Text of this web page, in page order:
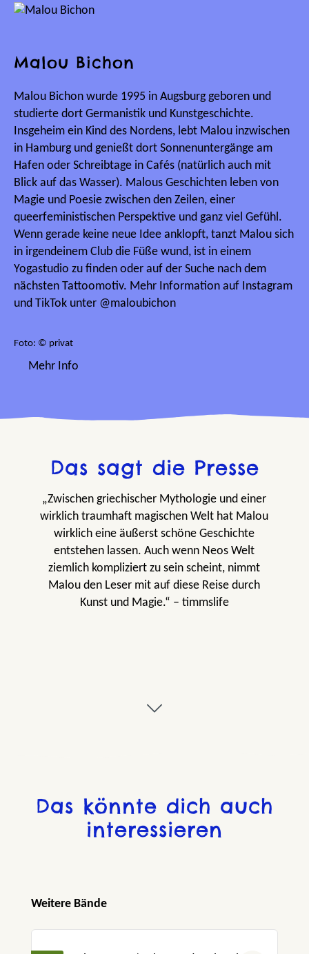
Malou Bichon
Malou Bichon wurde 1995 in Augsburg geboren und
studierte dort Germanistik und Kunstgeschichte.
Insgeheim ein Kind des Nordens, lebt Malou inzwischen
in Hamburg und genießt dort Sonnenuntergänge am
Hafen oder Schreibtage in Cafés (natürlich auch mit
Blick auf das Wasser). Malous Geschichten leben von
Magie und Poesie zwischen den Zeilen, einer
queerfeministischen Perspektive und ganz viel Gefühl.
Wenn gerade keine neue Idee anklopft, tanzt Malou sich
in irgendeinem Club die Füße wund, ist in einem
Yogastudio zu finden oder auf der Suche nach dem
nächsten Tattoomotiv. Mehr Information auf Instagram
und TikTok unter @maloubichon
Foto: © privat
Mehr Info
Das sagt die Presse
„Zwischen griechischer Mythologie und einer
wirklich traumhaft magischen Welt hat Malou
wirklich eine äußerst schöne Geschichte
entstehen lassen. Auch wenn Neos Welt
ziemlich kompliziert zu sein scheint, nimmt
Malou den Leser mit auf diese Reise durch
Kunst und Magie.“ – timmslife
Das könnte dich auch
interessieren
Produktgalerie überspringen
Weitere Bände